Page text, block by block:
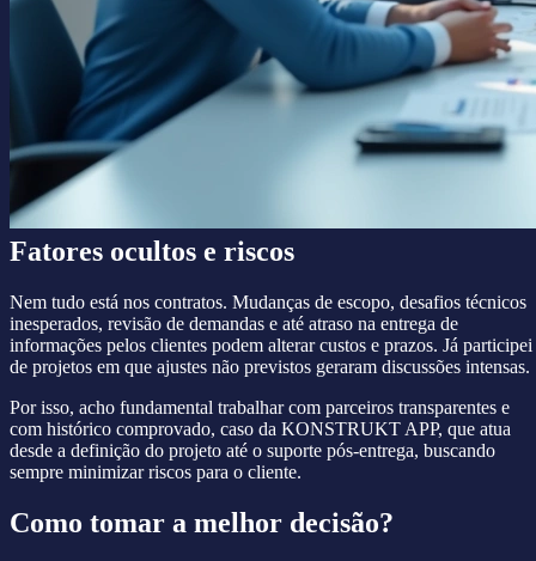
Fatores ocultos e riscos
Nem tudo está nos contratos. Mudanças de escopo, desafios técnicos
inesperados, revisão de demandas e até atraso na entrega de
informações pelos clientes podem alterar custos e prazos. Já participei
de projetos em que ajustes não previstos geraram discussões intensas.
Por isso, acho fundamental trabalhar com parceiros transparentes e
com histórico comprovado, caso da KONSTRUKT APP, que atua
desde a definição do projeto até o suporte pós-entrega, buscando
sempre minimizar riscos para o cliente.
Como tomar a melhor decisão?